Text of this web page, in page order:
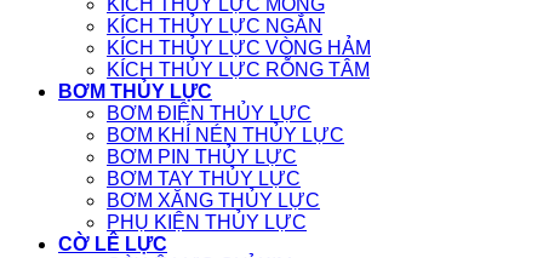
KÍCH THỦY LỰC MỎNG
KÍCH THỦY LỰC NGẮN
KÍCH THỦY LỰC VÒNG HẢM
KÍCH THỦY LỰC RỖNG TÂM
BƠM THỦY LỰC
BƠM ĐIỆN THỦY LỰC
BƠM KHÍ NÉN THỦY LỰC
BƠM PIN THỦY LỰC
BƠM TAY THỦY LỰC
BƠM XĂNG THỦY LỰC
PHỤ KIỆN THỦY LỰC
CỜ LÊ LỰC